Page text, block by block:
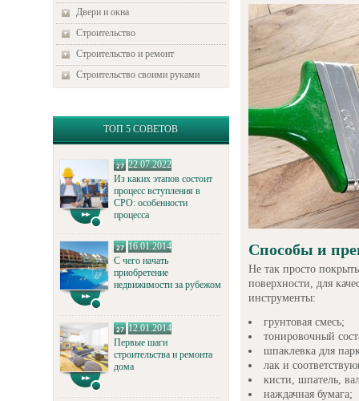
Двери и окна
Строительство
Строительство и ремонт
Строительство своими руками
ТОП 5 СОВЕТОВ
22.07.2022
Из каких этапов состоит
процесс вступления в
СРО: особенности
процесса
16.01.2014
С чего начать
приобретение
недвижимости за рубежом
12.01.2014
Первые шаги
строительства и ремонта
дома
Способы и
Не так просто
поверхности, для
инструменты:
грунтовая смесь;
тонировочный
шпаклевка для
лак и
кисти, шпатель,
наждачная бумага;